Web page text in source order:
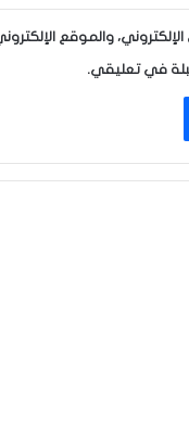
والموقع
في تعليقي.